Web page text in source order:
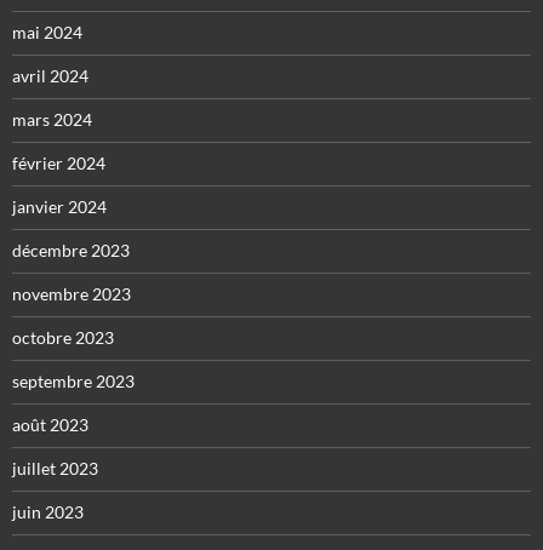
mai 2024
avril 2024
mars 2024
février 2024
janvier 2024
décembre 2023
novembre 2023
octobre 2023
septembre 2023
août 2023
juillet 2023
juin 2023